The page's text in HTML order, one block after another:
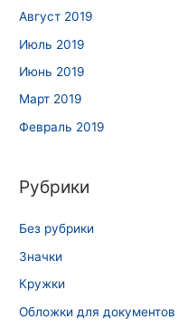
Август 2019
Июль 2019
Июнь 2019
Март 2019
Февраль 2019
Рубрики
Без рубрики
Значки
Кружки
Обложки для документов